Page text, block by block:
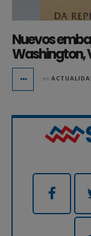
Nuevos
Washington,
en